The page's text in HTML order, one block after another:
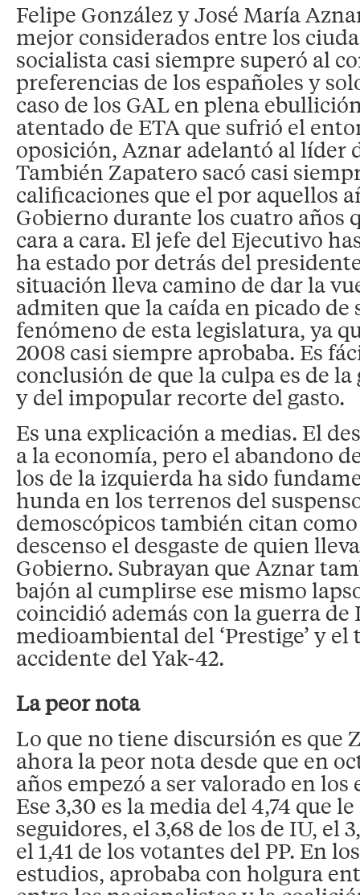
Felipe González y José María
mejor considerados entre los
socialista casi siempre superó al
preferencias de los españoles y
caso de los GAL en plena
atentado de ETA que sufrió el
oposición, Aznar adelantó al líder
También Zapatero sacó casi
calificaciones que el por aquellos
Gobierno durante los cuatro años
cara a cara. El jefe del Ejecutivo
ha estado por detrás del
situación lleva camino de dar la
admiten que la caída en picado de
fenómeno de esta legislatura, ya
2008 casi siempre aprobaba. Es
conclusión de que la culpa es de
y del impopular recorte del gasto.
Es una explicación a medias. El
a la economía, pero el abandono
los de la izquierda ha sido
hunda en los terrenos del
demoscópicos también citan
descenso el desgaste de quien
Gobierno. Subrayan que Aznar
bajón al cumplirse ese mismo
coincidió además con la guerra de
medioambiental del ‘Prestige’ y
accidente del Yak-42.
La peor nota
Lo que no tiene discursión es que
ahora la peor nota desde que en
años empezó a ser valorado en los
Ese 3,30 es la media del 4,74 que
seguidores, el 3,68 de los de IU, el
el 1,41 de los votantes del PP. En
estudios, aprobaba con holgura